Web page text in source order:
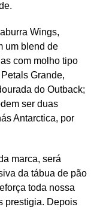
Wings,
um blend de
com molho tipo
Grande,
do Outback;
ser duas
Antarctica, por
marca, será
da tábua de pão
toda nossa
prestigia. Depois